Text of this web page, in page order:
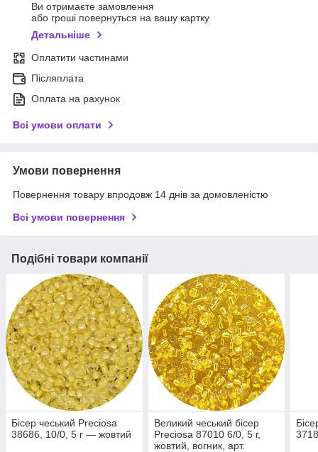
Ви отримаєте замовлення
або гроші повернуться на вашу картку
Детальніше
Оплатити частинами
Післяплата
Оплата на рахунок
Всі умови оплати
Умови повернення
Повернення товару впродовж 14 днів за домовленістю
Всі умови повернення
Подібні товари компанії
Бісер чеський Preciosa
38686, 10/0, 5 г — жовтий
Великий чеський бісер
Preciosa 87010 6/0, 5 г,
жовтий, вогник, арт.